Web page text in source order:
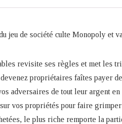
jeu de société culte Monopoly et
revisite ses règles et met les
propriétaires faîtes payer
adversaires de tout leur argent
vos propriétés pour faire
le plus riche remporte la